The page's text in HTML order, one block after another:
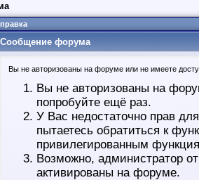
Сообщение форума
Вы не авторизованы на форуме или не имеете
Вы не авторизованы на
попробуйте ещё раз.
У Вас недостаточно прав
пытаетесь обратиться к
привилегированным
Возможно, администратор
активированы на форуме.